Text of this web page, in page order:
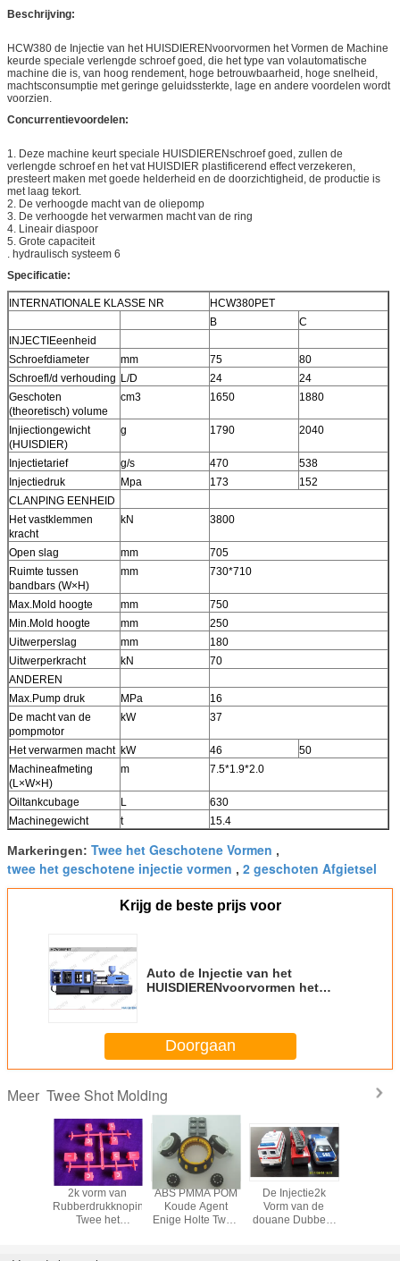
Beschrijving:
HCW380 de Injectie van het HUISDIERENvoorvormen het Vormen de Machine
keurde speciale verlengde schroef goed, die het type van volautomatische
machine die is, van hoog rendement, hoge betrouwbaarheid, hoge snelheid,
machtsconsumptie met geringe geluidssterkte, lage en andere voordelen wordt
voorzien.
Concurrentievoordelen:
1. Deze machine keurt speciale HUISDIERENschroef goed, zullen de
verlengde schroef en het vat HUISDIER plastificerend effect verzekeren,
presteert maken met goede helderheid en de doorzichtigheid, de productie is
met laag tekort.
2. De verhoogde macht van de oliepomp
3. De verhoogde het verwarmen macht van de ring
4. Lineair diaspoor
5. Grote capaciteit
. hydraulisch systeem 6
Specificatie:
INTERNATIONALE KLASSE NR
HCW380PET
B
C
INJECTIEeenheid
Schroefdiameter
mm 75
80
Schroefl/d verhouding L/D 24
24
Geschoten
(theoretisch) volume
cm3 1650 1880
Injiectiongewicht
(HUISDIER)
g 1790 2040
Injectietarief g/s 470
538
Injectiedruk
Mpa 173
152
CLANPING EENHEID
Het vastklemmen
kracht
kN 3800
Open slag mm
705
Ruimte tussen
bandbars (W×H)
mm 730*710
Max.Mold hoogte mm
750
Min.Mold hoogte
mm
250
Uitwerperslag
mm
180
Uitwerperkracht
kN
70
ANDEREN
Max.Pump druk
MPa
16
De macht van de
pompmotor
kW 37
Het verwarmen macht kW 46
50
Machineafmeting
(L×W×H)
m 7.5*1.9*2.0
Oiltankcubage L
630
Machinegewicht
t 15.4
Markeringen: Twee het Geschotene Vormen ,
twee het geschotene injectie vormen , 2 geschoten Afgietsel
Krijg de beste prijs voor
Auto de Injectie van het
HUISDIERENvoorvormen het
Machine maken
Doorgaan
Meer Twee Shot Molding
2k vorm van
Rubberdrukknopinjectie
Twee het
ABS PMMA POM
Koude Agent
Enige Holte Twee
De Injectie2k
Vorm van de
douane Dubbele